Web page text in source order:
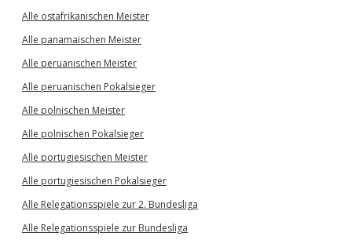
Alle ostafrikanischen Meister
Alle panamaischen Meister
Alle peruanischen Meister
Alle peruanischen Pokalsieger
Alle polnischen Meister
Alle polnischen Pokalsieger
Alle portugiesischen Meister
Alle portugiesischen Pokalsieger
Alle Relegationsspiele zur 2. Bundesliga
Alle Relegationsspiele zur Bundesliga